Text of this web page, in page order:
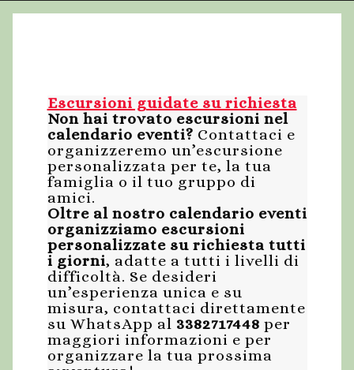
Escursioni guidate su richiesta
Non hai trovato escursioni nel
calendario eventi? Contattaci e
organizzeremo un’escursione
personalizzata per te, la tua
famiglia o il tuo gruppo di
amici.
Oltre al nostro calendario eventi
organizziamo escursioni
personalizzate su richiesta tutti
i giorni, adatte a tutti i livelli di
difficoltà. Se desideri
un’esperienza unica e su
misura, contattaci direttamente
su WhatsApp al 3382717448 per
maggiori informazioni e per
organizzare la tua prossima